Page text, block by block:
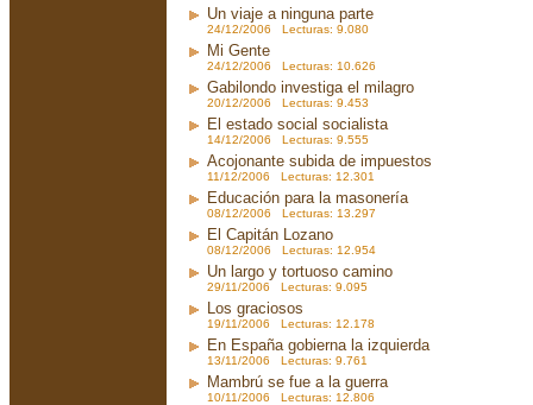
Un viaje a ninguna parte
24/12/2006 Lecturas: 9.080
Mi Gente
24/12/2006 Lecturas: 10.626
Gabilondo investiga el milagro
20/12/2006 Lecturas: 9.453
El estado social socialista
14/12/2006 Lecturas: 9.555
Acojonante subida de impuestos
11/12/2006 Lecturas: 12.301
Educación para la masonería
08/12/2006 Lecturas: 13.297
El Capitán Lozano
08/12/2006 Lecturas: 12.954
Un largo y tortuoso camino
29/11/2006 Lecturas: 9.095
Los graciosos
19/11/2006 Lecturas: 12.178
En España gobierna la izquierda
13/11/2006 Lecturas: 9.761
Mambrú se fue a la guerra
10/11/2006 Lecturas: 12.806